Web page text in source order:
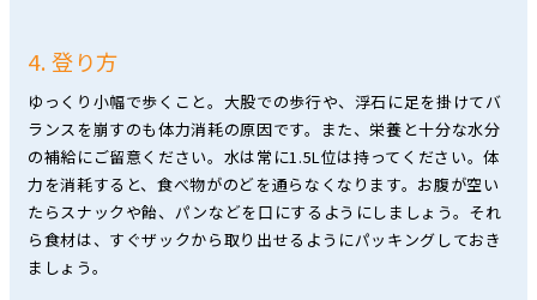
4. 登り方
ゆっくり小幅で歩くこと。大股での歩行や、浮石に足を掛けてバ
ランスを崩すのも体力消耗の原因です。また、栄養と十分な水分
の補給にご留意ください。水は常に1.5L位は持ってください。体
力を消耗すると、食べ物がのどを通らなくなります。お腹が空い
たらスナックや飴、パンなどを口にするようにしましょう。それ
ら食材は、すぐザックから取り出せるようにパッキングしておき
ましょう。